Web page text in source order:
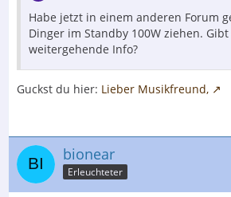
Habe jetzt in einem anderen Forum
Dinger im Standby 100W ziehen. Gibt
weitergehende Info?
Guckst du hier: Lieber Musikfreund,
bionear
Erleuchteter